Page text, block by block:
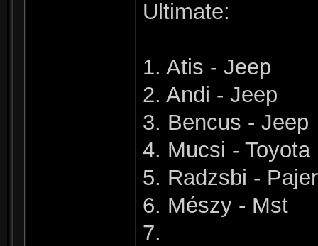
Ultimate:
1. Atis - Jeep
2. Andi - Jeep
3. Bencus - Jeep
4. Mucsi - Toyota
5. Radzsbi -
6. Mészy - Mst
7.